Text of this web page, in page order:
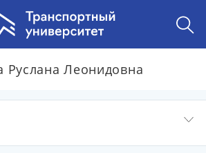
Руслана Леонидовна